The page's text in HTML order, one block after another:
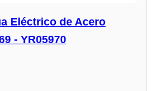
Eléctrico de Acero
- YR05970